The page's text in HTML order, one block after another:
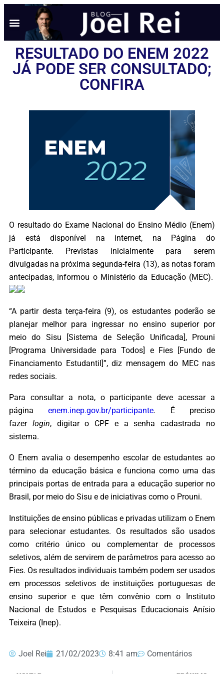
RESULTADO DO ENEM 2022
JÁ PODE SER CONSULTADO;
CONFIRA
O resultado do Exame Nacional do Ensino Médio (Enem)
já está disponível na internet, na Página do
Participante. Previstas inicialmente para serem
divulgadas na próxima segunda-feira (13), as notas foram
antecipadas, informou o Ministério da Educação (MEC).
“A partir desta terça-feira (9), os estudantes poderão se
planejar melhor para ingressar no ensino superior por
meio do Sisu [Sistema de Seleção Unificada], Prouni
[Programa Universidade para Todos] e Fies [Fundo de
Financiamento Estudantil]”, diz mensagem do MEC nas
redes sociais.
Para consultar a nota, o participante deve acessar a
páginaenem.inep.gov.br/participante. É preciso
fazer login, digitar o CPF e a senha cadastrada no
sistema.
O Enem avalia o desempenho escolar de estudantes ao
término da educação básica e funciona como uma das
principais portas de entrada para a educação superior no
Brasil, por meio do Sisu e de iniciativas como o Prouni.
Instituições de ensino públicas e privadas utilizam o Enem
para selecionar estudantes. Os resultados são usados
como critério único ou complementar de processos
seletivos, além de servirem de parâmetros para acesso ao
Fies. Os resultados individuais também podem ser usados
em processos seletivos de instituições portuguesas de
ensino superior e que têm convênio com o Instituto
Nacional de Estudos e Pesquisas Educacionais Anísio
Teixeira (Inep).
Joel Rei 21/02/2023 8:41 am Comentários